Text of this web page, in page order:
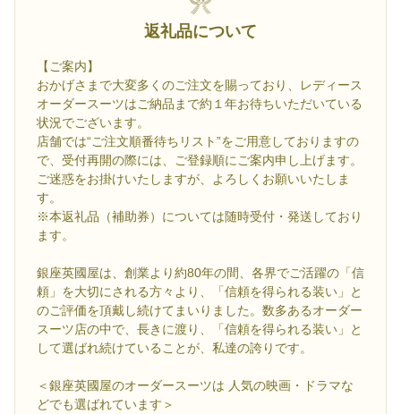
返礼品について
【ご案内】
おかげさまで大変多くのご注文を賜っており、レディース
オーダースーツはご納品まで約１年お待ちいただいている
状況でございます。
店舗では“ご注文順番待ちリスト”をご用意しておりますの
で、受付再開の際には、ご登録順にご案内申し上げます。
ご迷惑をお掛けいたしますが、よろしくお願いいたしま
す。
※本返礼品（補助券）については随時受付・発送しており
ます。
銀座英國屋は、創業より約80年の間、各界でご活躍の「信
頼」を大切にされる方々より、「信頼を得られる装い」と
のご評価を頂戴し続けてまいりました。数多あるオーダー
スーツ店の中で、長きに渡り、「信頼を得られる装い」と
して選ばれ続けていることが、私達の誇りです。
＜銀座英國屋のオーダースーツは 人気の映画・ドラマな
どでも選ばれています＞